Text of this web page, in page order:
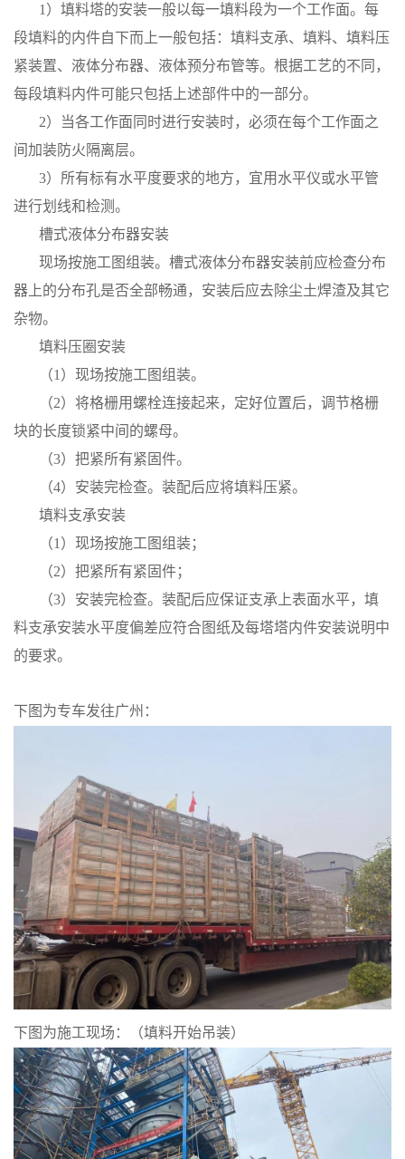
1）填料塔的安装一般以每一填料段为一个工作面。每
段填料的内件自下而上一般包括：填料支承、填料、填料压
紧装置、液体分布器、液体预分布管等。根据工艺的不同，
每段填料内件可能只包括上述部件中的一部分。
2）当各工作面同时进行安装时，必须在每个工作面之
间加装防火隔离层。
3）所有标有水平度要求的地方，宜用水平仪或水平管
进行划线和检测。
槽式液体分布器安装
现场按施工图组装。槽式液体分布器安装前应检查分布
器上的分布孔是否全部畅通，安装后应去除尘土焊渣及其它
杂物。
填料压圈安装
（1）现场按施工图组装。
（2）将格栅用螺栓连接起来，定好位置后，调节格栅
块的长度锁紧中间的螺母。
（3）把紧所有紧固件。
（4）安装完检查。装配后应将填料压紧。
填料支承安装
（1）现场按施工图组装；
（2）把紧所有紧固件；
（3）安装完检查。装配后应保证支承上表面水平，填
料支承安装水平度偏差应符合图纸及每塔塔内件安装说明中
的要求。
下图为专车发往广州：
下图为施工现场：（填料开始吊装）